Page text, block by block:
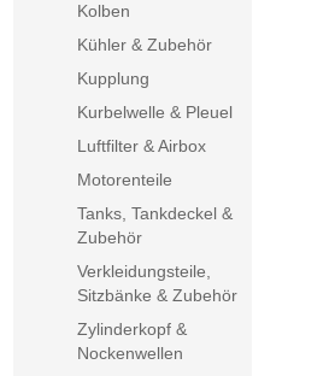
Kolben
Kühler & Zubehör
Kupplung
Kurbelwelle & Pleuel
Luftfilter & Airbox
Motorenteile
Tanks, Tankdeckel &
Zubehör
Verkleidungsteile,
Sitzbänke & Zubehör
Zylinderkopf &
Nockenwellen